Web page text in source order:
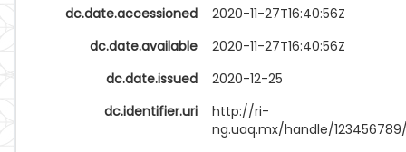
dc.date.accessioned
2020-11-27T16:40:56Z
dc.date.available
2020-11-27T16:40:56Z
dc.date.issued
2020-12-25
dc.identifier.uri
http://ri-
ng.uaq.mx/handle/